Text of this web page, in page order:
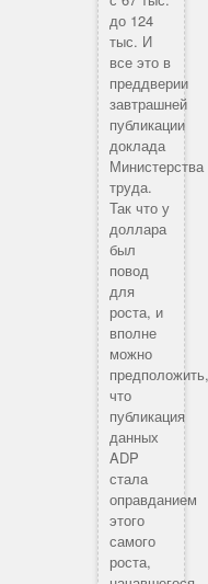
до 124
тыс. И
все это в
преддверии
завтрашней
публикации
доклада
Министерства
труда.
Так что у
доллара
был
повод
для
роста, и
вполне
можно
что
публикация
данных
ADP
стала
оправданием
этого
самого
роста,